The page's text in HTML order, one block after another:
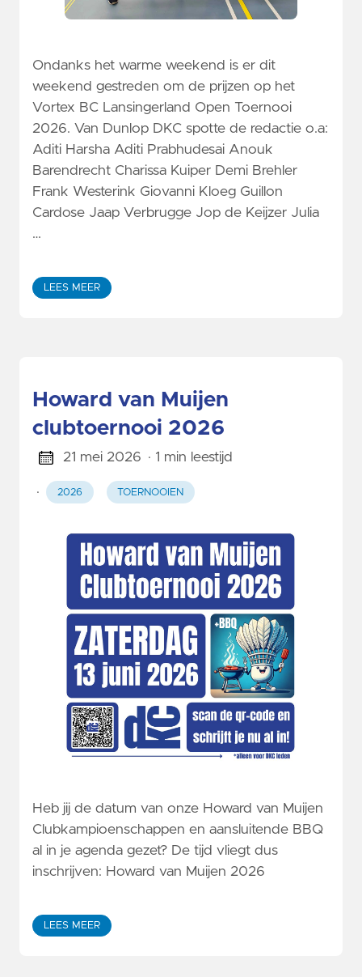
Ondanks het warme weekend is er dit
weekend gestreden om de prijzen op het
Vortex BC Lansingerland Open Toernooi
2026. Van Dunlop DKC spotte de redactie o.a:
Aditi Harsha Aditi Prabhudesai Anouk
Barendrecht Charissa Kuiper Demi Brehler
Frank Westerink Giovanni Kloeg Guillon
Cardose Jaap Verbrugge Jop de Keijzer Julia
…
LEES MEER
Howard van Muijen
clubtoernooi 2026
21 mei 2026 · 1 min leestijd
· 2026 TOERNOOIEN
Heb jij de datum van onze Howard van Muijen
Clubkampioenschappen en aansluitende BBQ
al in je agenda gezet? De tijd vliegt dus
inschrijven: Howard van Muijen 2026
LEES MEER